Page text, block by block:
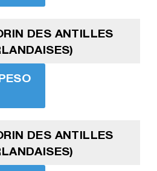
DES ANTILLES
DES ANTILLES